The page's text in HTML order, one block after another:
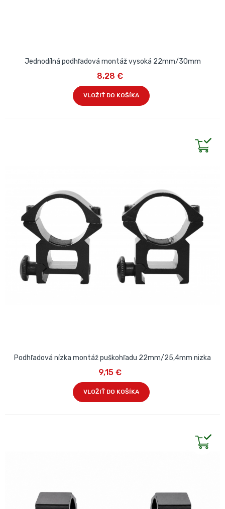
Jednodílná podhľadová montáž vysoká 22mm/30mm
8,28 €
VLOŽIŤ DO KOŠÍKA
Podhľadová nízka montáž puškohľadu 22mm/25,4mm nizka
9,15 €
VLOŽIŤ DO KOŠÍKA